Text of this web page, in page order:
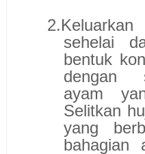
2.
sehelai
bentuk
dengan
ayam
Selitkan
yang
bahagian